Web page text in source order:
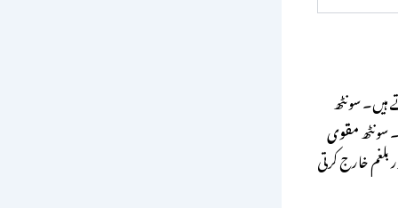
ہیں۔ سونٹھ
سونٹھمقوی
خارج کرتی